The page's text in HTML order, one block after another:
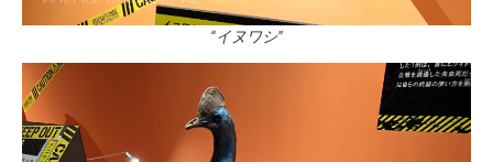
“イヌワシ”